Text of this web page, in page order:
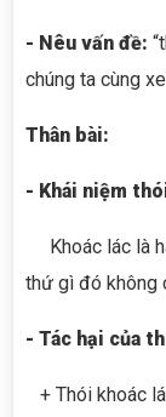
- Nêu vấn đề:
chúng ta cùng
Thân bài:
- Khái niệm
Khoác lác là
thứ gì đó không
- Tác hại của
+ Thói khoác